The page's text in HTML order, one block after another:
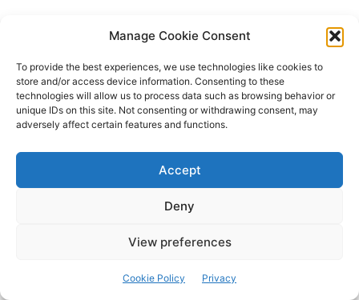
Manage Cookie Consent
To provide the best experiences, we use technologies like cookies to
store and/or access device information. Consenting to these
technologies will allow us to process data such as browsing behavior or
unique IDs on this site. Not consenting or withdrawing consent, may
adversely affect certain features and functions.
Accept
Deny
View preferences
Cookie Policy Privacy
Riguardo l’attività giornalistica, Mauro aveva molto chiaro
cosa dire, spiega il teste. Appuntava solo delle parole
chiave e andava a braccio. Il tenore dei redazionali era
molto forte: Di Malta suggerisce che basta vedere i pochi
editoriali rimasti per capire l’impronta data, citava nomi e
cognomi, aveva un linguaggio molto chiaro e inseriva
mafiosi o politici, per smitizzare il potere che avevano sul
territorio. In particolare prendeva di mira i politici di
Trapani e Marsala, come Canino, Pellegrino, anche alcuni
avevano preso posizione…
Lo stesso tono lo usava per i poteri occulti, come i mafiosi.